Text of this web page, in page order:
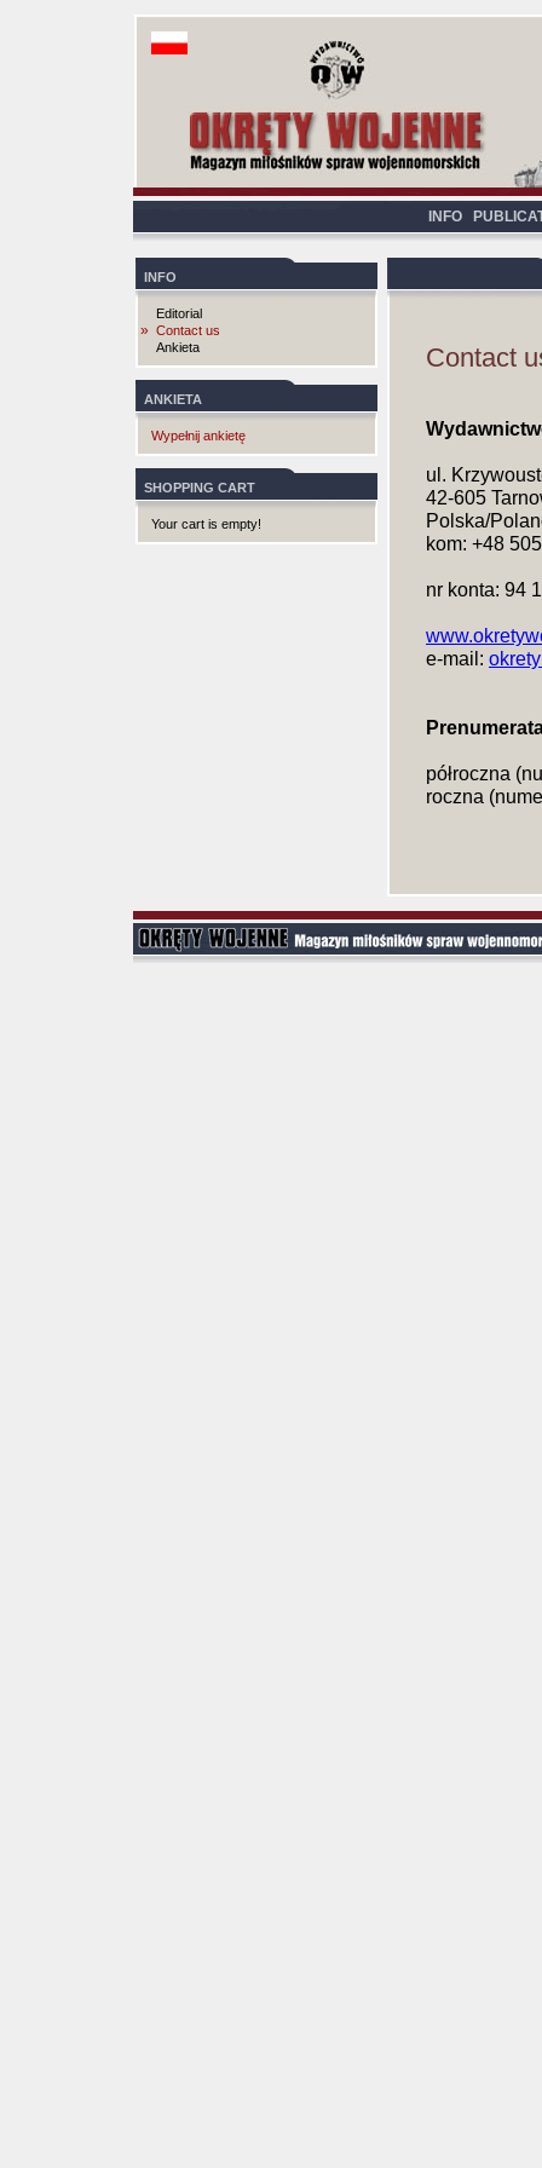
INFO
INFO
Editorial
» Contact us
Ankieta
ANKIETA
Wypełnij ankietę
SHOPPING CART
Your cart is empty!
Contact
ul.
42-605
Polska/
kom: +48 505
nr konta: 94
e-mail:
półroczna
roczna